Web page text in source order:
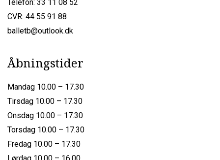
Telefon: 33 11 08 52
CVR: 44 55 91 88
balletb@outlook.dk
Åbningstider
Mandag 10.00 – 17.30
Tirsdag 10.00 – 17.30
Onsdag 10.00 – 17.30
Torsdag 10.00 – 17.30
Fredag 10.00 – 17.30
Lørdag 10.00 – 16.00